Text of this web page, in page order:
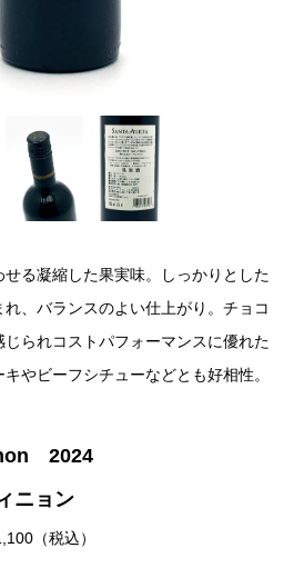
る凝縮した果実味。しっかりとした
、バランスのよい仕上がり。チョコ
られコストパフォーマンスに優れた
やビーフシチューなどとも好相性。
2024
ニョン
（税込）